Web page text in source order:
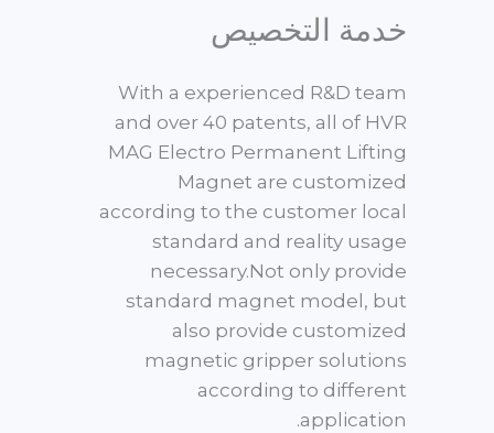
خدمة التخصيص
With a experienced R&D team
and over 40 patents, all of HVR
MAG Electro Permanent Lifting
Magnet are customized
according to the customer local
standard and reality usage
necessary.Not only provide
standard magnet model, but
also provide customized
magnetic gripper solutions
according to different
application.